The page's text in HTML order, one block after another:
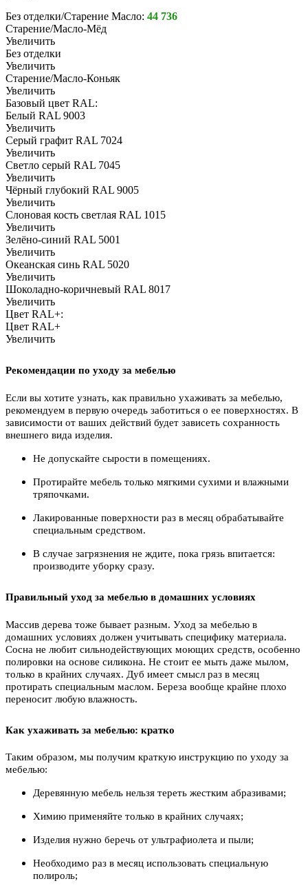
Без отделки/Старение Масло: 44 736
Старение/Масло-Мёд
Увеличить
Без отделки
Увеличить
Старение/Масло-Коньяк
Увеличить
Базовый цвет RAL:
Белый RAL 9003
Увеличить
Серый графит RAL 7024
Увеличить
Светло серый RAL 7045
Увеличить
Чёрный глубокий RAL 9005
Увеличить
Слоновая кость светлая RAL 1015
Увеличить
Зелёно-синий RAL 5001
Увеличить
Океанская синь RAL 5020
Увеличить
Шоколадно-коричневый RAL 8017
Увеличить
Цвет RAL+:
Цвет RAL+
Увеличить
Рекомендации по уходу за мебелью
Если вы хотите узнать, как правильно ухаживать за мебелью,
рекомендуем в первую очередь заботиться о ее поверхностях. В
зависимости от ваших действий будет зависеть сохранность
внешнего вида изделия.
Не допускайте сырости в помещениях.
Протирайте мебель только мягкими сухими и влажными
тряпочками.
Лакированные поверхности раз в месяц обрабатывайте
специальным средством.
В случае загрязнения не ждите, пока грязь впитается:
производите уборку сразу.
Правильный уход за мебелью в домашних условиях
Массив дерева тоже бывает разным. Уход за мебелью в
домашних условиях должен учитывать специфику материала.
Сосна не любит сильнодействующих моющих средств, особенно
полировки на основе силикона. Не стоит ее мыть даже мылом,
только в крайних случаях. Дуб имеет смысл раз в месяц
протирать специальным маслом. Береза вообще крайне плохо
переносит любую влажность.
Как ухаживать за мебелью: кратко
Таким образом, мы получим краткую инструкцию по уходу за
мебелью:
Деревянную мебель нельзя тереть жестким абразивами;
Химию применяйте только в крайних случаях;
Изделия нужно беречь от ультрафиолета и пыли;
Необходимо раз в месяц использовать специальную
полироль;